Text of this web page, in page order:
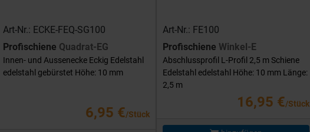
Art-Nr.: ECKE-FEQ-SG100
Profischiene Quadrat-EG
Innen- und Aussenecke Eckig Edelstahl
edelstahl gebürstet Höhe: 10 mm
6,95 €/Stück
Art-Nr.: FE100
Profischiene Winkel-E
Abschlussprofil L-Profil 2,5 m Schiene
Edelstahl edelstahl Höhe: 10 mm Länge:
2,5 m
16,95 €/Stück